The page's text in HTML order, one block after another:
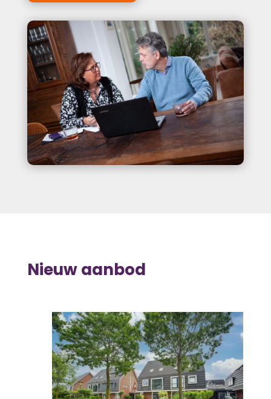
Nieuw aanbod